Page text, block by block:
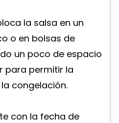
la salsa en un
o en bolsas de
un poco de espacio
para permitir la
congelación.
con la fecha de